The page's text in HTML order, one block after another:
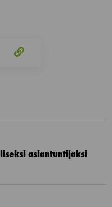
asiantuntijaksi